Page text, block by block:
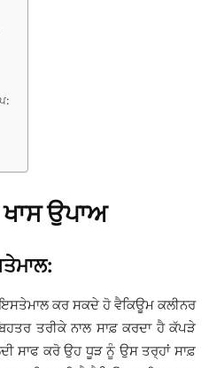
ਉਪਾਅ
ਕਰ ਸਕਦੇ ਹੋ ਵੈਕਿਊਮ ਕਲੀਨਰ
ਤਰੀਕੇ ਨਾਲ ਸਾਫ਼ ਕਰਦਾ ਹੈ ਕੱਪੜੇ
ਸਾਫ ਕਰੋ ਉਹ ਧੂੜ ਨੂੰ ਉਸ ਤਰ੍ਹਾਂ ਸਾਫ਼